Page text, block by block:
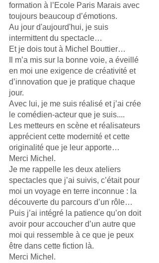
formation à l’Ecole Paris Marais avec
toujours beaucoup d’émotions.
Au jour d'aujourd'hui, je suis
intermittent du spectacle…
Et je dois tout à Michel Bouttier…
Il m’a mis sur la bonne voie, a éveillé
en moi une exigence de créativité et
d’innovation que je pratique chaque
jour.
Avec lui, je me suis réalisé et j’ai crée
le comédien-acteur que je suis....
Les metteurs en scène et réalisateurs
apprécient cette modernité et cette
originalité que je leur apporte…
Merci Michel.
Je me rappelle les deux ateliers
spectacles que j’ai suivis, c’était pour
moi un voyage en terre inconnue : la
découverte du parcours d’un rôle…
Puis j’ai intégré la patience qu’on doit
avoir pour accoucher d’un autre que
moi qui ressemble à ce que je peux
être dans cette fiction là.
Merci Michel.